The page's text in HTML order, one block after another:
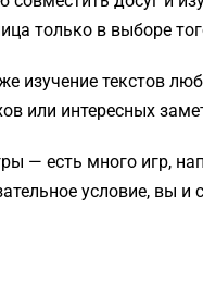
только в выборе
изучение текстов
или интересных
— есть много игр,
условие, вы и